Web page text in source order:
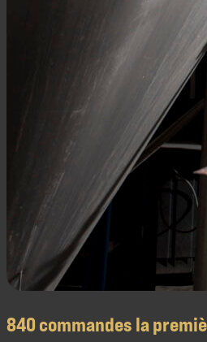
840 commandes la